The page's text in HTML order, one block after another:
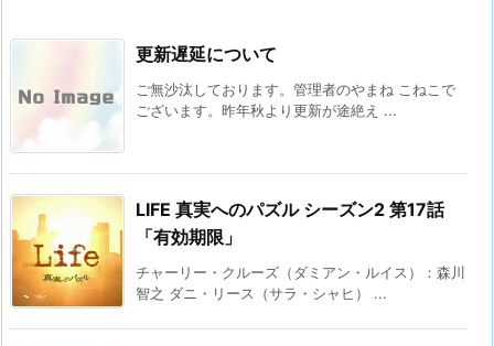
更新遅延について
ご無沙汰しております。管理者のやまね こねこで
ございます。昨年秋より更新が途絶え ...
LIFE 真実へのパズル シーズン2 第17話
「有効期限」
チャーリー・クルーズ（ダミアン・ルイス）：森川
智之 ダニ・リース（サラ・シャヒ） ...